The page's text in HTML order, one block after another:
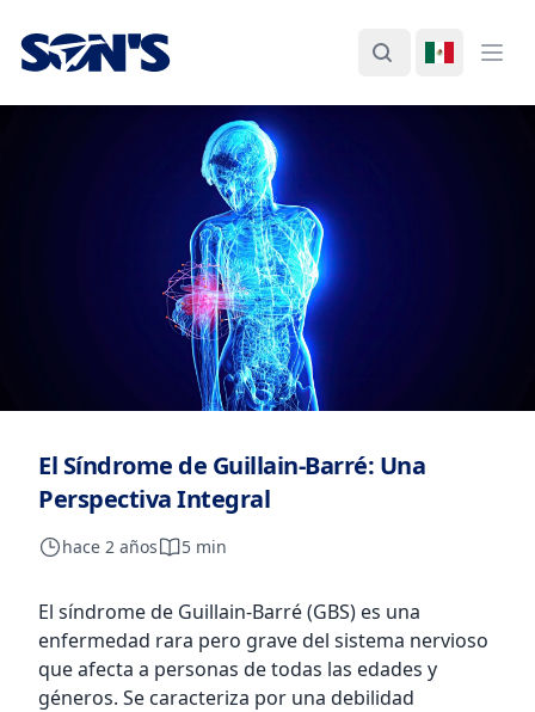
Laboratorios Química Son's
BuscarCambiar
El Síndrome de Guillain-Barré: Una
Perspectiva Integral
hace 2 años 5 min
El síndrome de Guillain-Barré (GBS) es una
enfermedad rara pero grave del sistema nervioso
que afecta a personas de todas las edades y
géneros. Se caracteriza por una debilidad